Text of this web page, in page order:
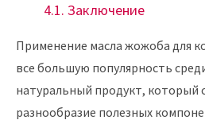
Заключение
Применение масла жожоба для
все большую популярность
натуральный продукт, который
разнообразие полезных